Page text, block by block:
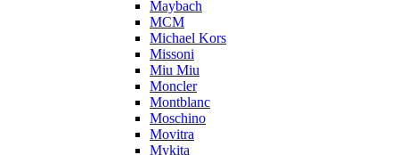
Maybach
MCM
Michael Kors
Missoni
Miu Miu
Moncler
Montblanc
Moschino
Movitra
Mykita